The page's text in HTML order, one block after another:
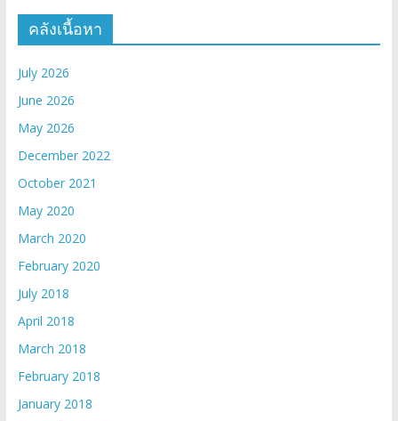
คลังเนื้อหา
July 2026
June 2026
May 2026
December 2022
October 2021
May 2020
March 2020
February 2020
July 2018
April 2018
March 2018
February 2018
January 2018